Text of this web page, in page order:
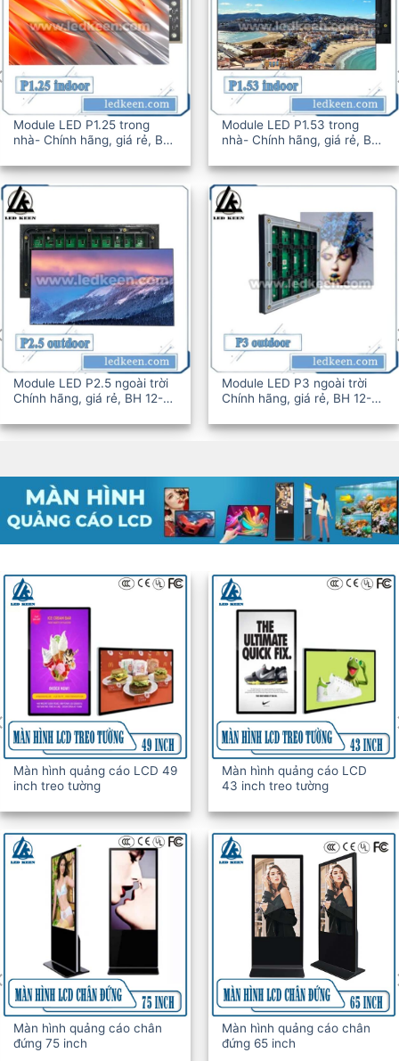
Module LED P1.25 trong
nhà- Chính hãng, giá rẻ, BH
Module LED P1.53 trong
nhà- Chính hãng, giá rẻ, BH
Module LED P2.5 ngoài trời
Chính hãng, giá rẻ, BH 12-
Module LED P3 ngoài trời
Chính hãng, giá rẻ, BH 12-
Màn hình quảng cáo LCD 49
inch treo tường
Màn hình quảng cáo LCD
43 inch treo tường
Màn hình quảng cáo chân
đứng 75 inch
Màn hình quảng cáo chân
đứng 65 inch